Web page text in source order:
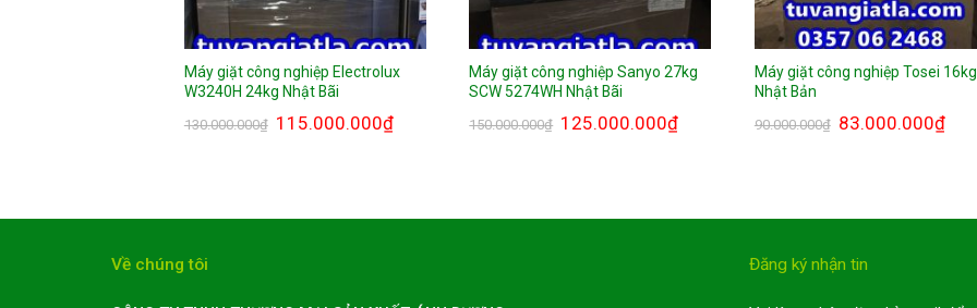
Máy giặt công nghiệp Electrolux
W3240H 24kg Nhật Bãi
130.000.000₫ 115.000.000₫
Máy giặt công nghiệp Sanyo 27kg
SCW 5274WH Nhật Bãi
150.000.000₫ 125.000.000₫
Máy giặt công nghiệp Tosei 16kg
Nhật Bản
90.000.000₫ 83.000.000₫
Về chúng tôi Đăng ký nhận tin